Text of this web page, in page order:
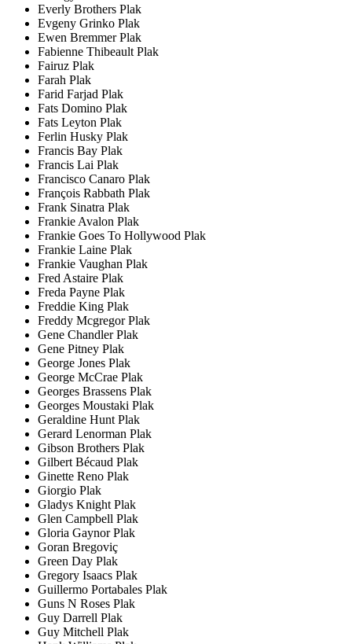
Everly Brothers Plak
Evgeny Grinko Plak
Ewen Bremmer Plak
Fabienne Thibeault Plak
Fairuz Plak
Farah Plak
Farid Farjad Plak
Fats Domino Plak
Fats Leyton Plak
Ferlin Husky Plak
Francis Bay Plak
Francis Lai Plak
Francisco Canaro Plak
François Rabbath Plak
Frank Sinatra Plak
Frankie Avalon Plak
Frankie Goes To Hollywood Plak
Frankie Laine Plak
Frankie Vaughan Plak
Fred Astaire Plak
Freda Payne Plak
Freddie King Plak
Freddy Mcgregor Plak
Gene Chandler Plak
Gene Pitney Plak
George Jones Plak
George McCrae Plak
Georges Brassens Plak
Georges Moustaki Plak
Geraldine Hunt Plak
Gerard Lenorman Plak
Gibson Brothers Plak
Gilbert Bécaud Plak
Ginette Reno Plak
Giorgio Plak
Gladys Knight Plak
Glen Campbell Plak
Gloria Gaynor Plak
Goran Bregoviç
Green Day Plak
Gregory Isaacs Plak
Guillermo Portabales Plak
Guns N Roses Plak
Guy Darrell Plak
Guy Mitchell Plak